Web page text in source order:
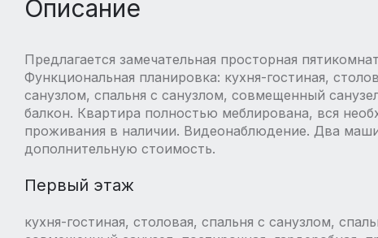
Описание
Предлагается замечательная просторная
Функциональная планировка: кухня-гостиная,
санузлом, спальня с санузлом, совмещенный
балкон. Квартира полностью меблирована, вся
проживания в наличии. Видеонаблюдение. Два
дополнительную стоимость.
Первый этаж
кухня-гостиная, столовая, спальня с санузлом,